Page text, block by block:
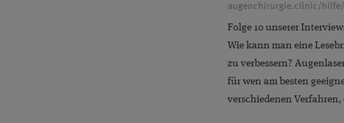
augenchirurgie.clinic/
Folge 10 unserer
Wie kann man eine
zu verbessern?
für wen am besten
verschiedenen